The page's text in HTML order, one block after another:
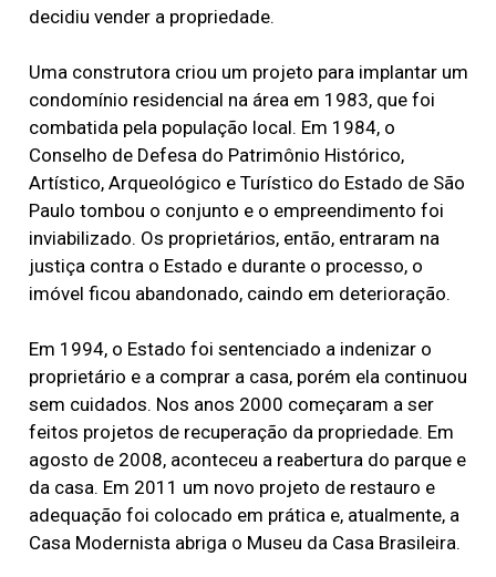
decidiu vender a propriedade.
Uma construtora criou um projeto para implantar um
condomínio residencial na área em 1983, que foi
combatida pela população local. Em 1984, o
Conselho de Defesa do Patrimônio Histórico,
Artístico, Arqueológico e Turístico do Estado de São
Paulo tombou o conjunto e o empreendimento foi
inviabilizado. Os proprietários, então, entraram na
justiça contra o Estado e durante o processo, o
imóvel ficou abandonado, caindo em deterioração.
Em 1994, o Estado foi sentenciado a indenizar o
proprietário e a comprar a casa, porém ela continuou
sem cuidados. Nos anos 2000 começaram a ser
feitos projetos de recuperação da propriedade. Em
agosto de 2008, aconteceu a reabertura do parque e
da casa. Em 2011 um novo projeto de restauro e
adequação foi colocado em prática e, atualmente, a
Casa Modernista abriga o Museu da Casa Brasileira.